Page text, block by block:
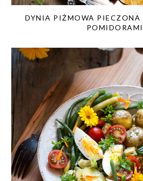
DYNIA PIŻMOWA
POMIDORAMI